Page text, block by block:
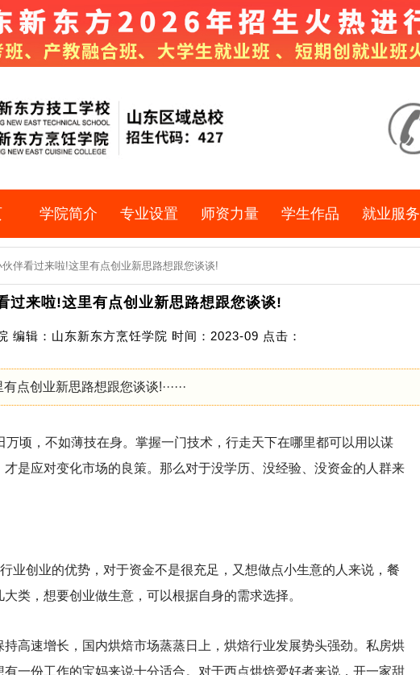
学院简介 专业设置 师资力量 学生作品 就业服务
伴看过来啦!这里有点创业新思路想跟您谈谈!
过来啦!这里有点创业新思路想跟您谈谈!
编辑：山东新东方烹饪学院 时间：2023-09 点击：
点创业新思路想跟您谈谈!······
万顷，不如薄技在身。掌握一门技术，行走天下在哪里都可以用以谋
是应对变化市场的良策。那么对于没学历、没经验、没资金的人群来
业创业的优势，对于资金不是很充足，又想做点小生意的人来说，餐
类，想要创业做生意，可以根据自身的需求选择。
高速增长，国内烘焙市场蒸蒸日上，烘焙行业发展势头强劲。私房烘
一份工作的宝妈来说十分适合。对于西点烘焙爱好者来说，开一家甜